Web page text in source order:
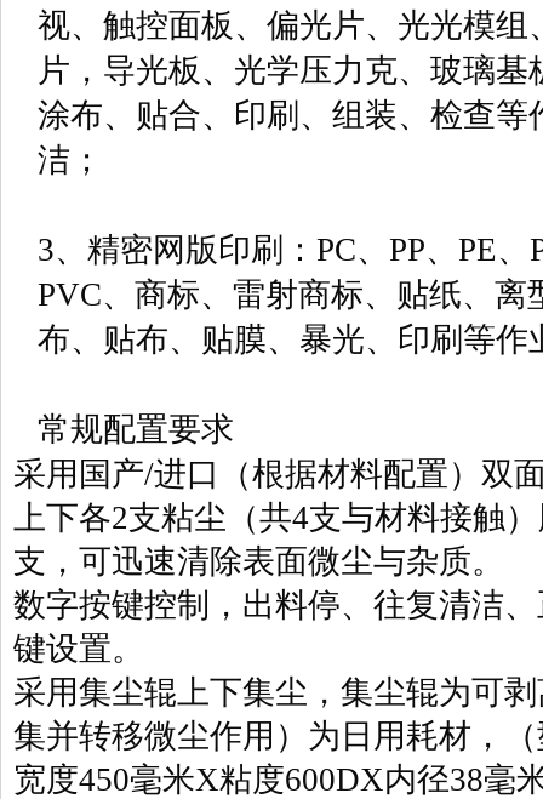
视、触控面板、偏光片、光光模组
片，导光板、光学压力克、玻璃基
涂布、贴合、印刷、组装、检查等
洁；
3、精密网版印刷：PC、PP、PE
PVC、商标、雷射商标、贴纸、离
布、贴布、贴膜、暴光、印刷等作
常规配置要求
采用国产/进口（根据材料配置）双
上下各2支粘尘（共4支与材料接触
支，可迅速清除表面微尘与杂质。
数字按键控制，出料停、往复清洁
键设置。
采用集尘辊上下集尘，集尘辊为可
集并转移微尘作用）为日用耗材，
宽度450毫米X粘度600DX内径38毫